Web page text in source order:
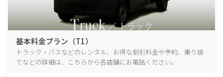
基本料金プラン（T1）
トラック・バスなどのレンタル、お得な割引料金や予約、乗り捨
てなどの詳細は、こちらから各店舗にお電話ください。